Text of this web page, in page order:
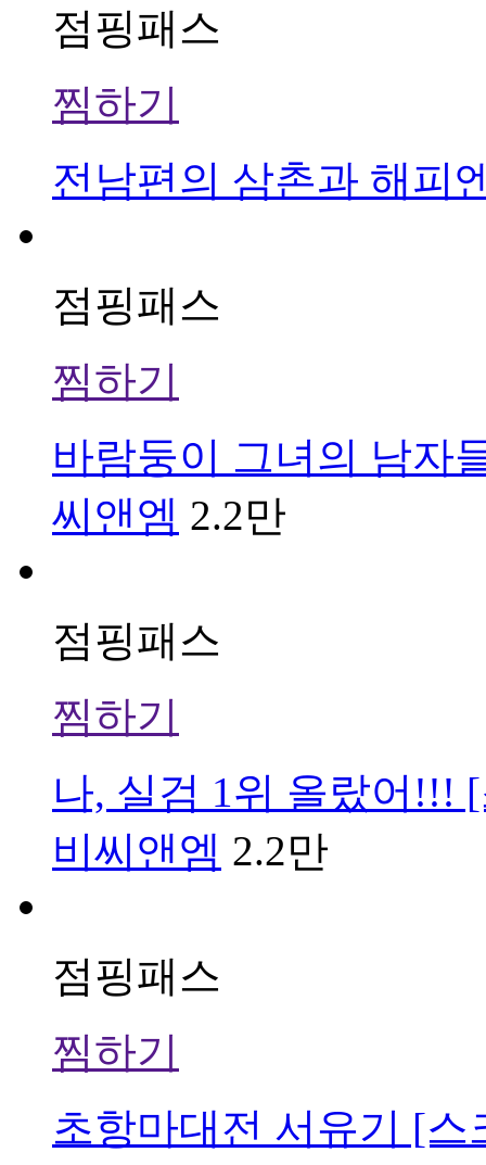
점핑패스
찜하기
전남편의 삼촌과 해피
점핑패스
찜하기
바람둥이 그녀의 남자
씨앤엠 2.2만
점핑패스
찜하기
나, 실검 1위 올랐어!!!
비씨앤엠 2.2만
점핑패스
찜하기
초항마대전 서유기 [스